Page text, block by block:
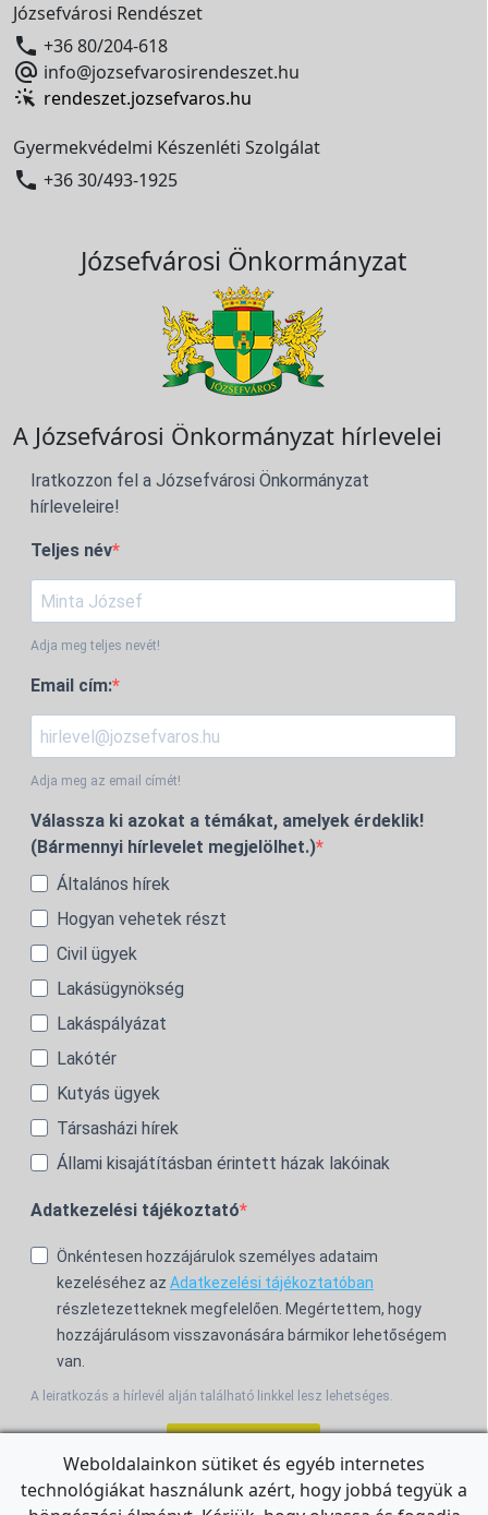
Józsefvárosi Rendészet
 +36 80/204-618
 info@jozsefvarosirendeszet.hu
rendeszet.jozsefvaros.hu
Gyermekvédelmi Készenléti Szolgálat
 +36 30/493-1925
Józsefvárosi Önkormányzat
A Józsefvárosi Önkormányzat hírlevelei
Iratkozzon fel a Józsefvárosi Önkormányzat
hírleveleire!
Teljes név
Adja meg teljes nevét!
Email cím:
Adja meg az email címét!
Válassza ki azokat a témákat, amelyek érdeklik!
(Bármennyi hírlevelet megjelölhet.)
Általános hírek
Hogyan vehetek részt
Civil ügyek
Lakásügynökség
Lakáspályázat
Lakótér
Kutyás ügyek
Társasházi hírek
Állami kisajátításban érintett házak lakóinak
Adatkezelési tájékoztató
Önkéntesen hozzájárulok személyes adataim
kezeléséhez az Adatkezelési tájékoztatóban
részletezetteknek megfelelően. Megértettem, hogy
hozzájárulásom visszavonására bármikor lehetőségem
van.
A leiratkozás a hírlevél alján található linkkel lesz lehetséges.
For the English Newsletter, clickHERE.
Weboldalainkon sütiket és egyéb internetes
technológiákat használunk azért, hogy jobbá tegyük a